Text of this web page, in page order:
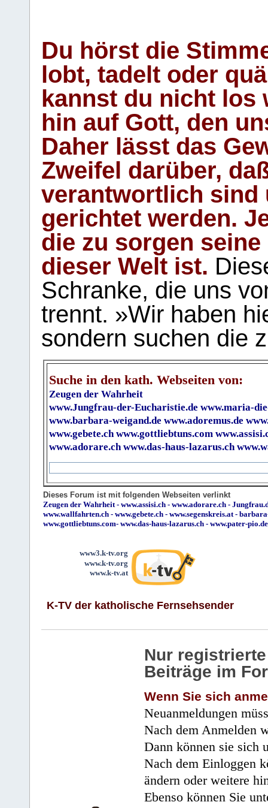
Du hörst die
lobt, tadelt oder
kannst du nicht los
hin auf Gott, den
Daher lässt das
Zweifel darüber,
verantwortlich sind
gerichtet werden.
die zu sorgen
dieser Welt ist.
Schranke, die uns
trennt. »Wir haben
sondern suchen die
Suche in den kath. Webseiten von:
Zeugen der Wahrheit
www.Jungfrau-der-Eucharistie.de www.maria-
www.barbara-weigand.de www.adoremus.de
www.gebete.ch www.gottliebtuns.com
www.adorare.ch www.das-haus-lazarus.ch
Dieses Forum ist mit folgenden Webseiten verlinkt
Zeugen der Wahrheit- www.assisi.ch - www.adorare.ch -
www.wallfahrten.ch - www.gebete.ch - www.segenskreis.at-
www.gottliebtuns.com- www.das-haus-lazarus.ch - www.pater-pio.de
www3.k-tv.org
www.k-tv.org
www.k-tv.at
K-TV der katholische Fernsehsender
Nur
Beiträge im
Wenn Sie sich
Neuanmeldungen
Nach dem Anmelden
Dann können sie sich
Nach dem Einloggen
ändern oder weitere
Ebenso können Sie